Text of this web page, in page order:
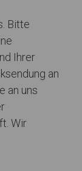
Bitte
Ihrer
an
an uns
Wir